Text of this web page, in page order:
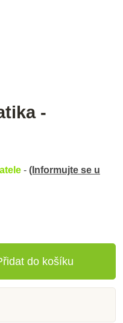
-
- (Informujte se u
do košíku